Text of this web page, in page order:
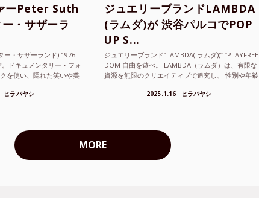
ーPeter Suth
・サザーラ
・サザーランド) 1976
ドキュメンタリー・フォ
を使い、隠れた笑いや美
ヒラバヤシ
ジュエリーブランドLAMBDA
(ラムダ)が 渋谷パルコでPOP
UP S...
ジュエリーブランド“LAMBDA( ラムダ))” “PLAYFREE
DOM 自由を遊べ。 LAMBDA（ラムダ）は、有限な
資源を無限のクリエイティブで追究し、 性別や年齢
2025.1.16 ヒラバヤシ
MORE